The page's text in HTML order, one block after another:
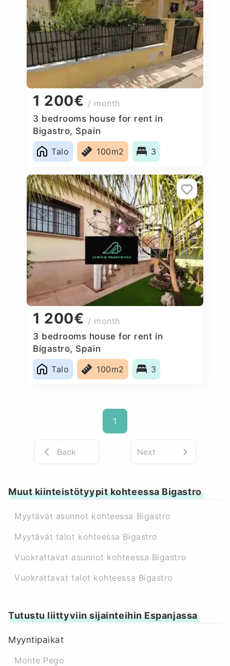
1 200€ / month
3 bedrooms house for rent in
Bigastro, Spain
Talo
100m2 3
1 200€ / month
3 bedrooms house for rent in
Bigastro, Spain
Talo
100m2 3
1
Back Next
Muut kiinteistötyypit kohteessa Bigastro
Myytävät asunnot kohteessa Bigastro
Myytävät talot kohteessa Bigastro
Vuokrattavat asunnot kohteessa Bigastro
Vuokrattavat talot kohteessa Bigastro
Tutustu liittyviin sijainteihin Espanjassa
Myyntipaikat
Monte Pego